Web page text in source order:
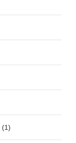
(1)